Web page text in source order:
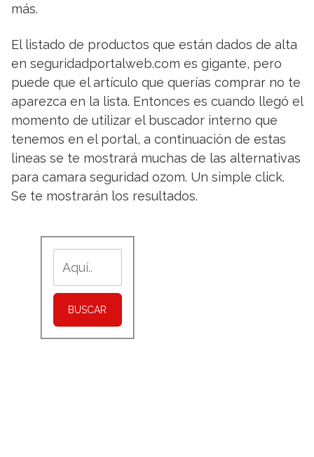
más.
El listado de productos que están dados de alta
en seguridadportalweb.com es gigante, pero
puede que el artículo que querías comprar no te
aparezca en la lista. Entonces es cuando llegó el
momento de utilizar el buscador interno que
tenemos en el portal, a continuación de estas
lineas se te mostrará muchas de las alternativas
para camara seguridad ozom. Un simple click.
Se te mostrarán los resultados.
BUSCAR